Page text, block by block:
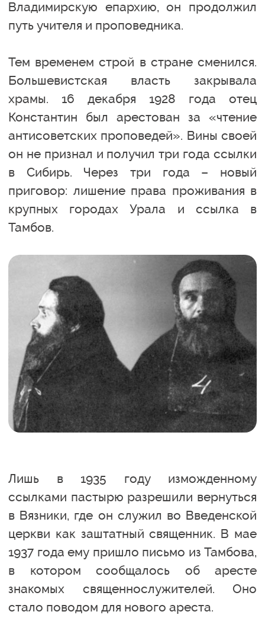
Владимирскую епархию, он продолжил
путь учителя и проповедника.
Тем временем строй в стране сменился.
Большевистская власть закрывала
храмы. 16 декабря 1928 года отец
Константин был арестован за «чтение
антисоветских проповедей». Вины своей
он не признал и получил три года ссылки
в Сибирь. Через три года – новый
приговор: лишение права проживания в
крупных городах Урала и ссылка в
Тамбов.
Лишь в 1935 году изможденному
ссылками пастырю разрешили вернуться
в Вязники, где он служил во Введенской
церкви как заштатный священник. В мае
1937 года ему пришло письмо из Тамбова,
в котором сообщалось об аресте
знакомых священнослужителей. Оно
стало поводом для нового ареста.